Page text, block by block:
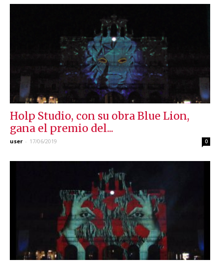
Holp Studio, con su obra Blue Lion,
gana el premio del...
user - 17/06/2019 0